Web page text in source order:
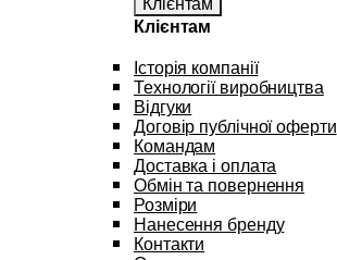
Клієнтам
Історія компанії
Технології виробництва
Відгуки
Договір публічної оферти
Командам
Доставка і оплата
Обмін та повернення
Розміри
Нанесення бренду
Контакти